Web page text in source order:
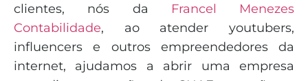
clientes, nós da
Francel Menezes
Contabilidade, ao atender youtubers,
influencers e outros empreendedores da
internet, ajudamos a abrir uma empresa